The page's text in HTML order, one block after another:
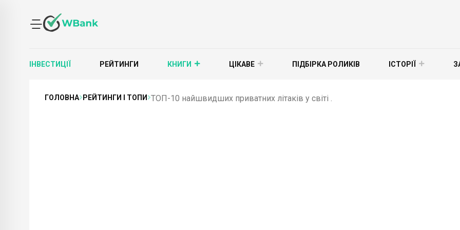
ІНВЕСТИЦІЇ РЕЙТИНГИ КНИГИ ЦІКАВЕ ПІДБІРКА РОЛИКІВ ІСТОРІЇ
ГОЛОВНА РЕЙТИНГИ І ТОПИ ТОП-10 найшвидших приватних літаків у світі .